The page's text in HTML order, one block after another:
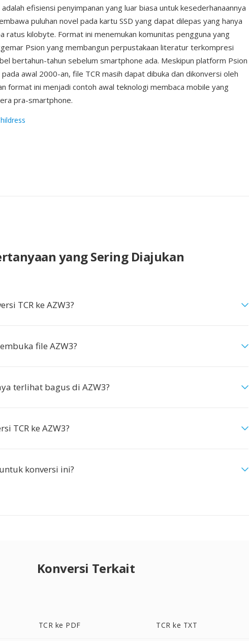
efisiensi penyimpanan yang luar biasa untuk kesederhanaannya
puluhan novel pada kartu SSD yang dapat dilepas yang hanya
ratus kilobyte. Format ini menemukan komunitas pengguna yang
Psion yang membangun perpustakaan literatur terkompresi
bertahun-tahun sebelum smartphone ada. Meskipun platform Psion
awal 2000-an, file TCR masih dapat dibuka dan dikonversi oleh
format ini menjadi contoh awal teknologi membaca mobile yang
pra-smartphone.
yang Sering Diajukan
TCR ke AZW3?
file AZW3?
terlihat bagus di AZW3?
TCR ke AZW3?
konversi ini?
Konversi Terkait
TCR ke PDF TCR ke TXT